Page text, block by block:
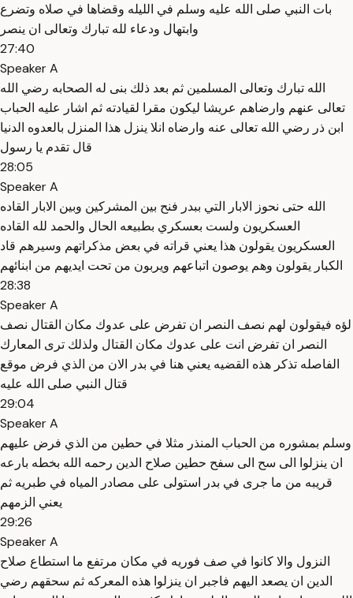
بات النبي صلى الله عليه وسلم في الليله وقضاها في صلاه وتضرع
وابتهال ودعاء لله تبارك وتعالى ان ينصر
27:40
Speaker A
الله تبارك وتعالى المسلمين ثم بعد ذلك بنى له الصحابه رضي الله
تعالى عنهم وارضاهم عريشا ليكون مقرا لقيادته ثم اشار عليه الحباب
ابن ذر رضي الله تعالى عنه وارضاه انلا ينزل هذا المنزل بالعدوه الدنيا
قال تقدم يا رسول
28:05
Speaker A
الله حتى نحوز الابار التي ببدر فنح بين المشركين وبين الابار القاده
العسكريون ولست بعسكري بطبيعه الحال والحمد لله القاده
العسكريون يقولون هذا يعني قراته في بعض مذكراتهم وسيرهم قاد
الكبار يقولون وهم يوصون اتباعهم ويربون من تحت ايديهم من ابنائهم
28:38
Speaker A
لؤه فيقولون لهم نصف النصر ان تفرض على عدوك مكان القتال نصف
النصر ان تفرض انت على عدوك مكان القتال ولذلك ترى المعارك
الفاصله تذكر هذه القضيه يعني هنا في بدر الان من الذي فرض موقع
قتال النبي صلى الله عليه
29:04
Speaker A
وسلم بمشوره من الحباب المنذر مثلا في حطين من الذي فرض عليهم
ان ينزلوا الى سح الى سفح حطين صلاح الدين رحمه الله بخطه بارعه
قريبه من ما جرى في بدر استولى على مصادر المياه في طبريه ثم
يعني الزمهم
29:26
Speaker A
النزول والا كانوا في صف فوريه في مكان مرتفع ما استطاع صلاح
الدين ان يصعد اليهم فاجبر ان ينزلوا هذه المعركه ثم سحقهم رضي